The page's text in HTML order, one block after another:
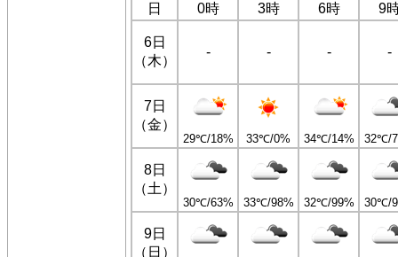
日 0時 3時 6時 9
6日
（木）
- - - -
7日
（金）
29℃/18% 33℃/0% 34℃/14% 32℃/
8日
（土）
30℃/63% 33℃/98% 32℃/99% 30℃/
9日
（日）